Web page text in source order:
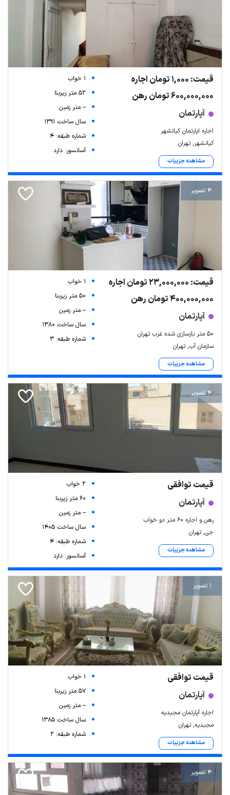
قیمت: 1,000 تومان اجاره
600,000,000 تومان رهن
آپارتمان
اجاره اپارتمان کیانشهر
کیانشهر, تهران
مشاهده جزییات
1 خواب
52 متر زیربنا
-- متر زمین
سال ساخت 1391
شماره طبقه: 4
آسانسور: دارد
4 تصویر
قیمت: 23,000,000 تومان اجاره
400,000,000 تومان رهن
آپارتمان
۵۰ متر بازسازی شده غرب تهران
سازمان آب, تهران
مشاهده جزییات
1 خواب
50 متر زیربنا
-- متر زمین
سال ساخت 1380
شماره طبقه: 3
4 تصویر
قیمت توافقی
آپارتمان
رهن و اجاره ۶۰ متر دو خواب
جی, تهران
مشاهده جزییات
2 خواب
60 متر زیربنا
-- متر زمین
سال ساخت 1405
شماره طبقه: 4
آسانسور: دارد
1 تصویر
قیمت توافقی
آپارتمان
اجاره آپارتمان مجیدیه
مجیدیه, تهران
مشاهده جزییات
1 خواب
57 متر زیربنا
-- متر زمین
سال ساخت 1385
شماره طبقه: 2
4 تصویر